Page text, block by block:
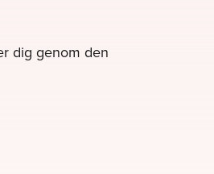
dig genom den